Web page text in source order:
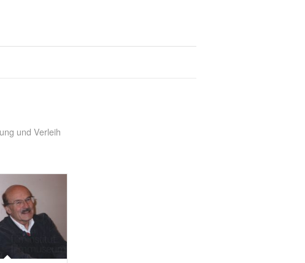
und Verleih